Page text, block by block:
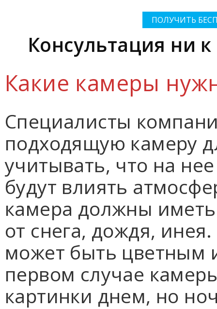
ПОЛУЧИТЬ
Консультация ни
Какие камеры
Специалисты
подходящую камеру
учитывать, что на
будут влиять
камера должны
от снега, дождя,
может быть цветным
первом случае
картинки днем, но